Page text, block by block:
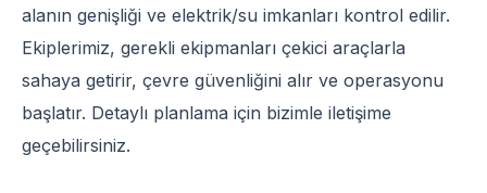
alanın genişliği ve elektrik/su imkanları kontrol edilir.
Ekiplerimiz, gerekli ekipmanları çekici araçlarla
sahaya getirir, çevre güvenliğini alır ve operasyonu
başlatır. Detaylı planlama için bizimle iletişime
geçebilirsiniz.